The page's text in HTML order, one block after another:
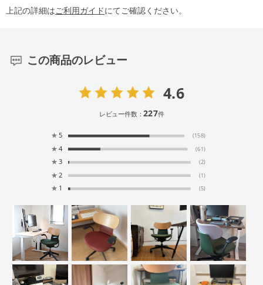
上記の詳細はご利用ガイドにてご確認ください。
この商品のレビュー
4.6
レビュー件数：227件
★ 5 (158)
★ 4 (61)
★ 3 (2)
★ 2 (1)
★ 1 (5)